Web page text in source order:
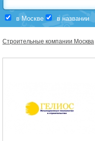
в Москве в названии
Строительные компании Москва